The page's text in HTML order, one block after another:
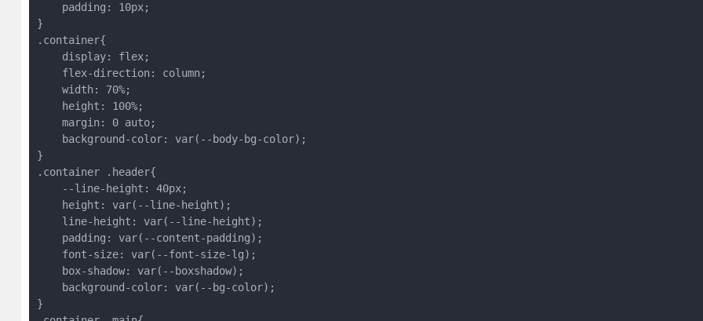
    padding: 10px;
}
.container{
    display: flex;
    flex-direction: column;
    width: 70%;
    height: 100%;
    margin: 0 auto;
    background-color: var(--body-bg-color);
}
.container .header{
    --line-height: 40px;
    height: var(--line-height);
    line-height: var(--line-height);
    padding: var(--content-padding);
    font-size: var(--font-size-lg);
    box-shadow: var(--boxshadow);
    background-color: var(--bg-color);
}